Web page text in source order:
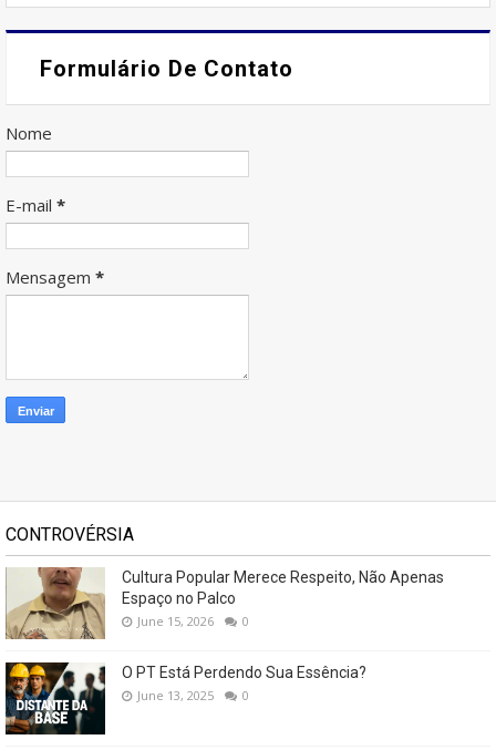
Formulário De Contato
Nome
E-mail *
Mensagem *
CONTROVÉRSIA
Cultura Popular Merece Respeito, Não Apenas
Espaço no Palco
June 15, 2026 0
O PT Está Perdendo Sua Essência?
June 13, 2025 0